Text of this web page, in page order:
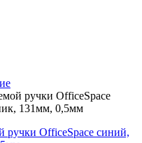
ручки OfficeSpace
131мм, 0,5мм